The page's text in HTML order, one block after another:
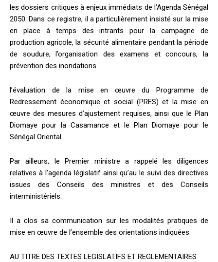
les dossiers critiques à enjeux immédiats de l’Agenda Sénégal
2050. Dans ce registre, il a particulièrement insisté sur la mise
en place à temps des intrants pour la campagne de
production agricole, la sécurité alimentaire pendant la période
de soudure, l’organisation des examens et concours, la
prévention des inondations.
l’évaluation de la mise en œuvre du Programme de
Redressement économique et social (PRES) et la mise en
œuvre des mesures d’ajustement requises, ainsi que le Plan
Diomaye pour la Casamance et le Plan Diomaye pour le
Sénégal Oriental.
Par ailleurs, le Premier ministre a rappelé les diligences
relatives à l’agenda législatif ainsi qu’au le suivi des directives
issues des Conseils des ministres et des Conseils
interministériels.
Il a clos sa communication sur les modalités pratiques de
mise en œuvre de l’ensemble des orientations indiquées.
AU TITRE DES TEXTES LEGISLATIFS ET REGLEMENTAIRES